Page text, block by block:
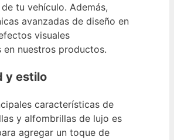
tu vehículo. Además,
avanzadas de diseño en
visuales
en nuestros productos.
y estilo
características de
y alfombrillas de lujo es
agregar un toque de